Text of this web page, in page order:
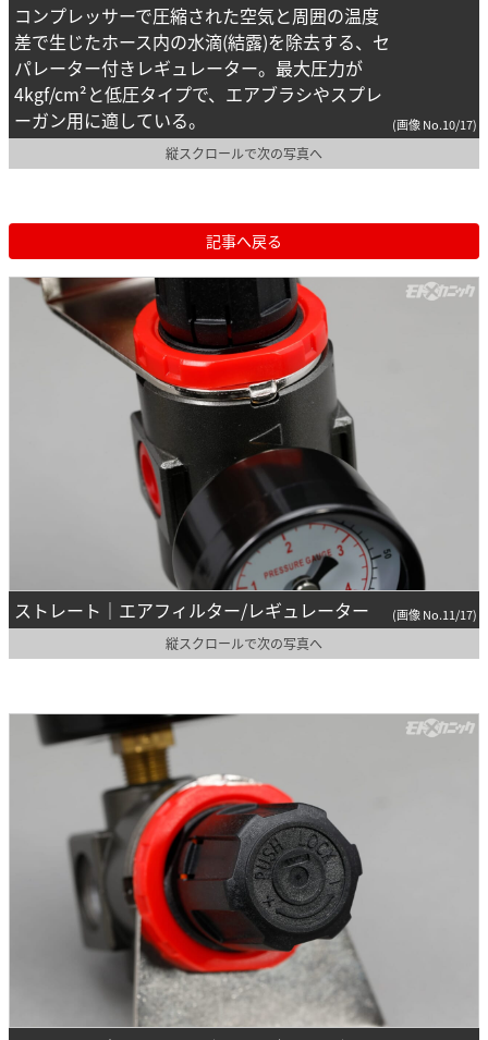
コンプレッサーで圧縮された空気と周囲の温度
差で生じたホース内の水滴(結露)を除去する、セ
パレーター付きレギュレーター。最大圧力が
4kgf/cm²と低圧タイプで、エアブラシやスプレ
ーガン用に適している。
(画像 No.10/17)
縦スクロールで次の写真へ
記事へ戻る
ストレート｜エアフィルター/レギュレーター (画像 No.11/17)
縦スクロールで次の写真へ